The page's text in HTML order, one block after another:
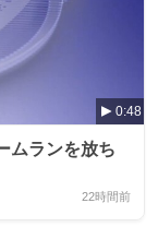
0:48
ムランを放ち
22時間前